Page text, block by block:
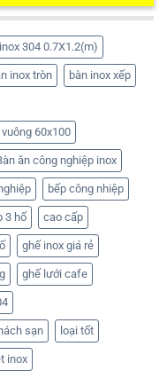
304 0.7X1.2(m)
inox tròn bàn inox xếp
vuông 60x100
ăn công nghiệp inox
bếp công nhiệp
3 hố cao cấp
ghế inox giá rẻ
ghế lưới cafe
sạn loại tốt
inox